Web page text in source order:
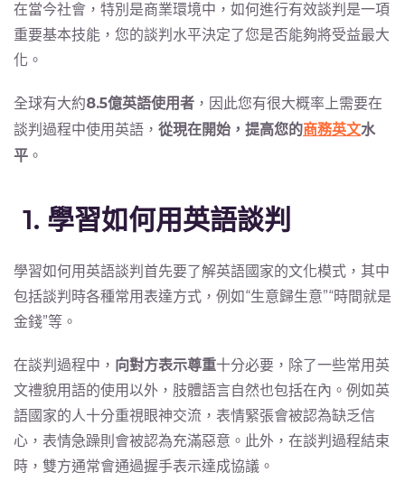
在當今社會，特別是商業環境中，如何進行有效談判是一項
重要基本技能，您的談判水平決定了您是否能夠將受益最大
化。
全球有大約8.5億英語使用者 ，因此您有很大概率上需要在
談判過程中使用英語， 從現在開始，提高您的商務英文水
平 。
1. 學習如何用英語談判
學習如何用英語談判首先要了解英語國家的文化模式，其中
包括談判時各種常用表達方式，例如“生意歸生意”“時間就是
金錢”等。
在談判過程中， 向對方表示尊重十分必要，除了一些常用英
文禮貌用語的使用以外，肢體語言自然也包括在內。例如英
語國家的人十分重視眼神交流，表情緊張會被認為缺乏信
心，表情急躁則會被認為充滿惡意。此外，在談判過程結束
時，雙方通常會通過握手表示達成協議。